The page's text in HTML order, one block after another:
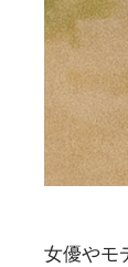
女優やモ